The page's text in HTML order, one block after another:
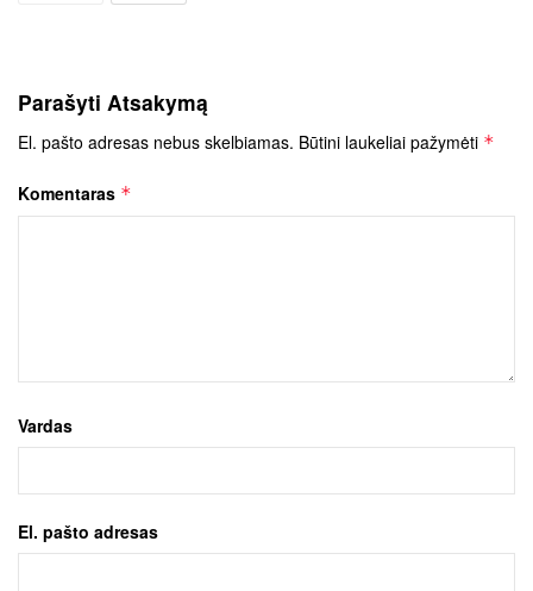
Parašyti Atsakymą
El. pašto adresas nebus skelbiamas. Būtini laukeliai pažymėti *
Komentaras *
Vardas
El. pašto adresas